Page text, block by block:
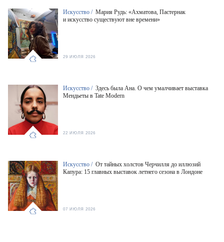
Искусство / Мария Рудь: «Ахматова, Пастернак
и искусство существуют вне времени»
29 ИЮЛЯ 2026
Искусство / Здесь была Ана. О чем умалчивает выставка
Мендьеты в Tate Modern
22 ИЮЛЯ 2026
Искусство / От тайных холстов Черчилля до иллюзий
Капура: 15 главных выставок летнего сезона в Лондоне
07 ИЮЛЯ 2026